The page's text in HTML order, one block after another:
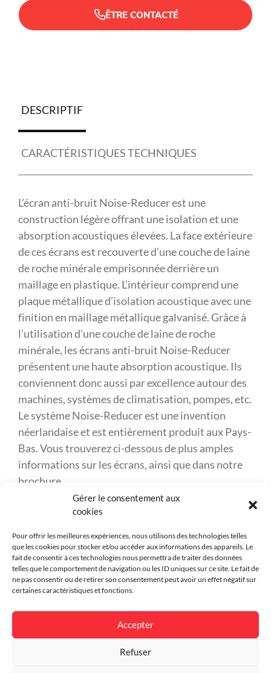
Gérer le consentement aux
cookies
Pour offrir les meilleures expériences, nous utilisons des technologies telles
que les cookies pour stocker et/ou accéder aux informations des appareils. Le
fait de consentir à ces technologies nous permettra de traiter des données
telles que le comportement de navigation ou les ID uniques sur ce site. Le fait de
ne pas consentir ou de retirer son consentement peut avoir un effet négatif sur
certaines caractéristiques et fonctions.
Accepter
Refuser
ÊTRE CONTACTÉ
DESCRIPTIF
CARACTÉRISTIQUES TECHNIQUES
L’écran anti-bruit Noise-Reducer est une
construction légère offrant une isolation et une
absorption acoustiques élevées. La face extérieure
de ces écrans est recouverte d’une couche de laine
de roche minérale emprisonnée derrière un
maillage en plastique. L’intérieur comprend une
plaque métallique d’isolation acoustique avec une
finition en maillage métallique galvanisé. Grâce à
l’utilisation d’une couche de laine de roche
minérale, les écrans anti-bruit Noise-Reducer
présentent une haute absorption acoustique. Ils
conviennent donc aussi par excellence autour des
machines, systèmes de climatisation, pompes, etc.
Le système Noise-Reducer est une invention
néerlandaise et est entièrement produit aux Pays-
Bas. Vous trouverez ci-dessous de plus amples
informations sur les écrans, ainsi que dans notre
brochure.
Marque Kokosystems
Matière Acier, Roche Minérale
Plein
Résidentiel, Urbain
Produits similaires